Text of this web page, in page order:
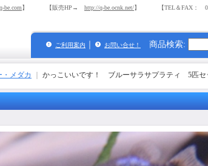
be.com】 【販売HP→ http://q-be.ocnk.net/】 【TEL＆FAX： 03-
ご利用案内 お問い合せ！ 商品検索:
・メダカ かっこいいです！ ブルーサラサプラティ 5匹セ